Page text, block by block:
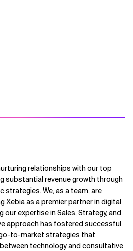
relationships with our top
substantial revenue growth through
strategies. We, as a team, are
as a premier partner in digital
expertise in Sales, Strategy, and
approach has fostered successful
to-market strategies that
technology and consultative